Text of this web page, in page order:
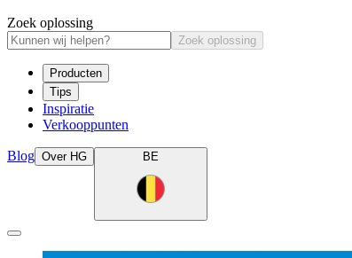
Zoek oplossing
Zoek oplossing
Producten
Tips
Inspiratie
Verkooppunten
Blog Over HG BE